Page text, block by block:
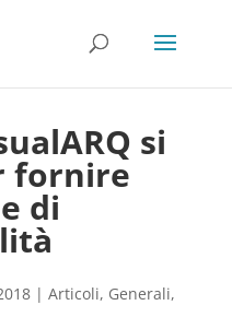
si
fornire
di
| Articoli, Generali,